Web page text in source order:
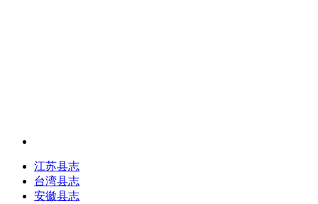
江苏县志
台湾县志
安徽县志